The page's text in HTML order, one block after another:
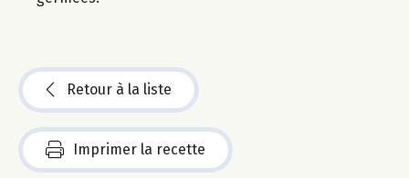
Retour à la liste
Imprimer la recette